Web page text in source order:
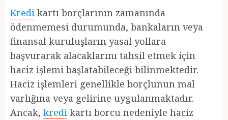
Kredi kartı borçlarının zamanında
ödenmemesi durumunda, bankaların veya
finansal kuruluşların yasal yollara
başvurarak alacaklarını tahsil etmek için
haciz işlemi başlatabileceği bilinmektedir.
Haciz işlemleri genellikle borçlunun mal
varlığına veya gelirine uygulanmaktadır.
Ancak, kredi kartı borcu nedeniyle haciz